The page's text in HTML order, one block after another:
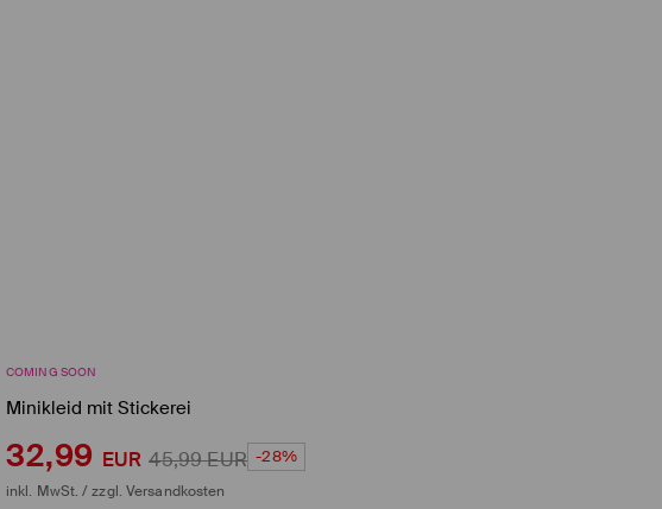
COMING SOON
Minikleid mit Stickerei
32,99 EUR 45,99EUR -28%
inkl. MwSt. / zzgl. Versandkosten